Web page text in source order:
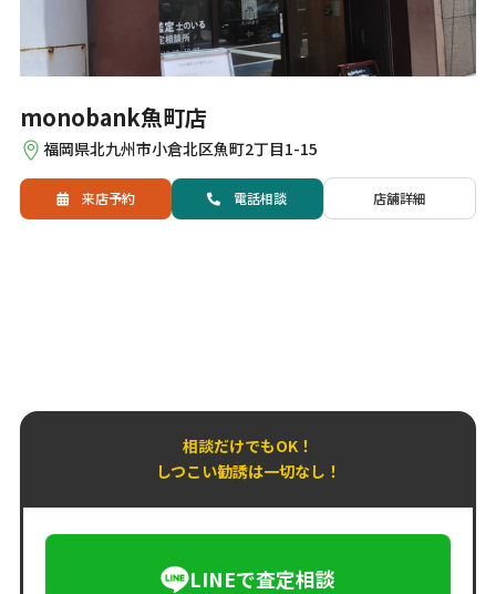
monobank魚町店
福岡県北九州市小倉北区魚町2丁目1-15
来店予約 電話相談 店舗詳細
相談だけでもOK！
しつこい勧誘は一切なし！
LINEで査定相談